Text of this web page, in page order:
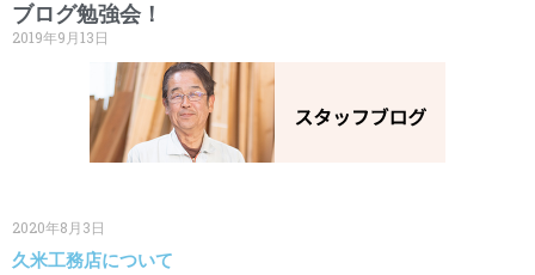
ブログ勉強会！
2019年9月13日
2020年8月3日
久米工務店について